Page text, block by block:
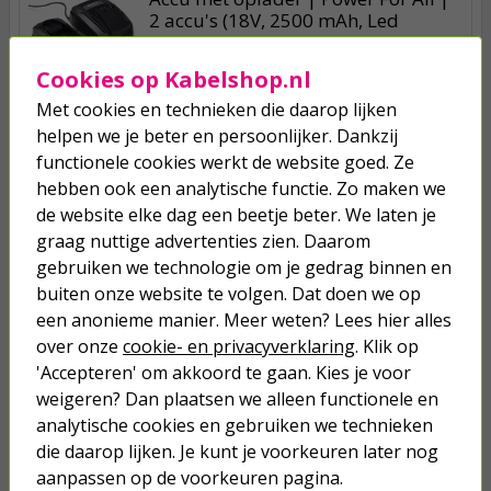
2 accu's (18V, 2500 mAh, Led
display, Snelladen)
134,95
Accu compressor | Gloria (1.5 - 2.5
bar, Excl. accu en lader)
73,95
Gloria Multibrush + gratis borstels
(500W, 4 borstels, Instelbare
snelheid, Netstroom)
128,00
Cookies op Kabelshop.nl
Met cookies en technieken die daarop lijken
helpen we je beter en persoonlijker. Dankzij
functionele cookies werkt de website goed. Ze
hebben ook een analytische functie. Zo maken we
de website elke dag een beetje beter. We laten je
graag nuttige advertenties zien. Daarom
gebruiken we technologie om je gedrag binnen en
buiten onze website te volgen. Dat doen we op
een anonieme manier. Meer weten? Lees hier alles
over onze cookie- en privacyverklaring. Klik op
'Accepteren' om akkoord te gaan. Kies je voor
weigeren? Dan plaatsen we alleen functionele en
analytische cookies en gebruiken we technieken
die daarop lijken. Je kunt je voorkeuren later nog
aanpassen op de voorkeuren pagina.